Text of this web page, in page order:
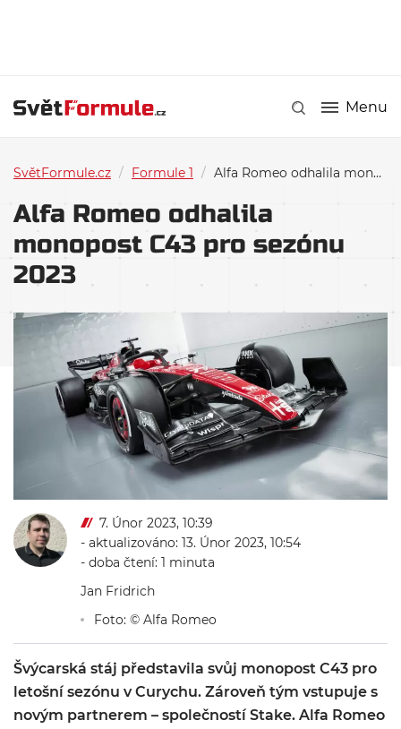
Menu
SvětFormule.cz / Formule 1 / Alfa Romeo odhalila monopost C43 pro sezónu 2023
Alfa Romeo odhalila
monopost C43 pro sezónu
2023
7. Únor 2023, 10:39
- aktualizováno: 13. Únor 2023, 10:54
- doba čtení: 1 minuta
Jan Fridrich
Foto: © Alfa Romeo
Švýcarská stáj představila svůj monopost C43 pro
letošní sezónu v Curychu. Zároveň tým vstupuje s
novým partnerem – společností Stake. Alfa Romeo